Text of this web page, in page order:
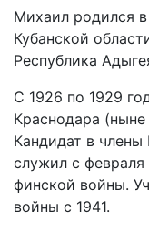
Михаил родился
Кубанской
Республика
С 1926 по 1929
Краснодара
Кандидат в
служил с февраля
финской войны.
войны с 1941.